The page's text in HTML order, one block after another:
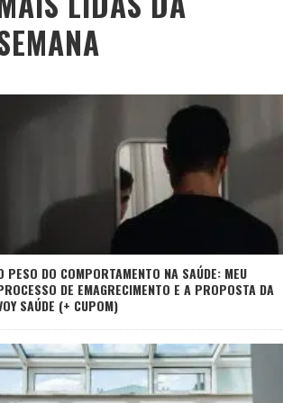
PESO DO COMPORTAMENTO NA SAÚDE: MEU
DE EMAGRECIMENTO E A PROPOSTA DA
SAÚDE (+ CUPOM)